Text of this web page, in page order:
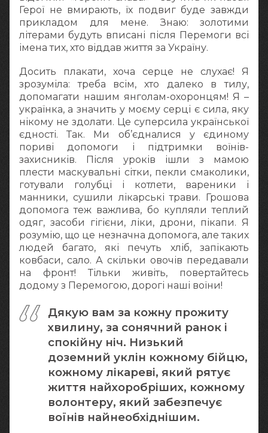
Герої не вмирають, їх подвиг буде завжди
прикладом для мене. Знаю: золотими
літерами будуть вписані після Перемоги всі
імена тих, хто віддав життя за Україну.
Досить плакати, хоча серце не слухає! Я
зрозуміла: треба всім, хто далеко в тилу,
допомагати нашим янголам-охоронцям! Я –
українка, а значить у моєму серці є сила, яку
нікому не здолати. Це суперсила української
єдності. Так. Ми об’єдналися у єдиному
пориві допомоги і підтримки воїнів-
захисників. Після уроків ішли з мамою
плести маскувальні сітки, пекли смаколики,
готували голубці і котлети, вареники і
манники, сушили лікарські трави. Грошова
допомога теж важлива, бо купляли теплий
одяг, засоби гігієни, ліки, дрони, пікапи. Я
розумію, що це незначна допомога, але таких
людей багато, які печуть хліб, запікають
ковбаси, сало. А скільки овочів передавали
на фронт! Тільки живіть, повертайтесь
додому з Перемогою, дорогі наші воїни!
Дякую вам за кожну прожиту
хвилину, за сонячний ранок і
спокійну ніч. Низький
доземний уклін кожному бійцю,
кожному лікареві, який рятує
життя найхоробріших, кожному
волонтеру, який забезпечує
воїнів найнеобхіднішим.